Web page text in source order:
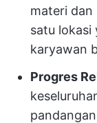
materi dan
satu lokasi
karyawan
Progres